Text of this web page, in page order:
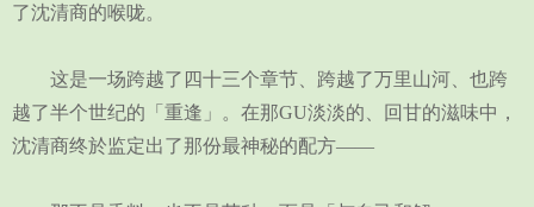
了沈清商的喉咙。
这是一场跨越了四十三个章节、跨越了万里山河、也跨
越了半个世纪的「重逢」。在那GU淡淡的、回甘的滋味中，
沈清商终於监定出了那份最神秘的配方——